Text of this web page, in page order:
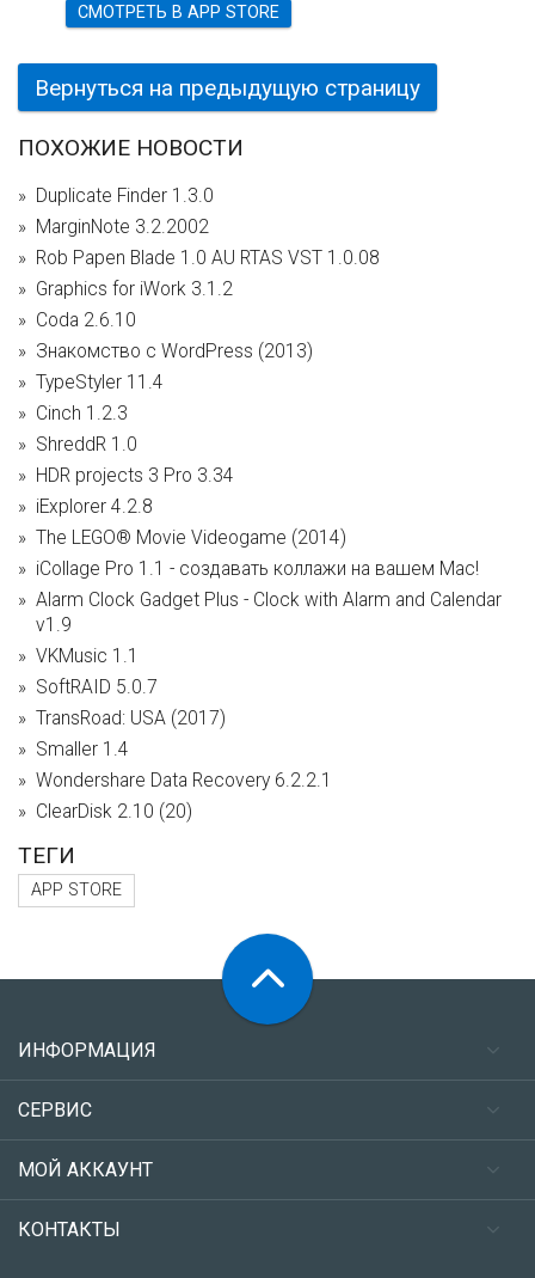
СМОТРЕТЬ В APP STORE
Вернуться на предыдущую страницу
ПОХОЖИЕ НОВОСТИ
Duplicate Finder 1.3.0
MarginNote 3.2.2002
Rob Papen Blade 1.0 AU RTAS VST 1.0.08
Graphics for iWork 3.1.2
Coda 2.6.10
Знакомство с WordPress (2013)
TypeStyler 11.4
Cinch 1.2.3
ShreddR 1.0
HDR projects 3 Pro 3.34
iExplorer 4.2.8
The LEGO® Movie Videogame (2014)
iCollage Pro 1.1 - создавать коллажи на вашем Mac!
Alarm Clock Gadget Plus - Clock with Alarm and Calendar
v1.9
VKMusic 1.1
SoftRAID 5.0.7
TransRoad: USA (2017)
Smaller 1.4
Wondershare Data Recovery 6.2.2.1
ClearDisk 2.10 (20)
ТЕГИ
APP STORE
ИНФОРМАЦИЯ
СЕРВИС
МОЙ АККАУНТ
КОНТАКТЫ